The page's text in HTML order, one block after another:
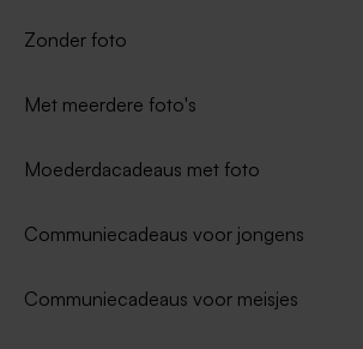
Zonder foto
Met meerdere foto's
Moederdacadeaus met foto
Communiecadeaus voor jongens
Communiecadeaus voor meisjes